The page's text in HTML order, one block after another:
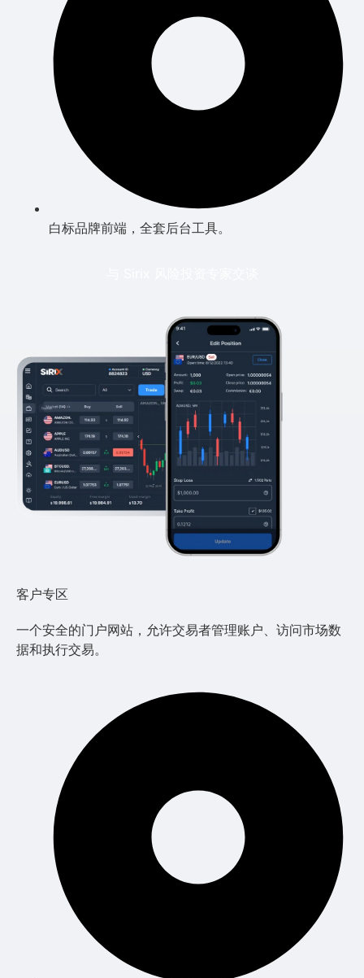
白标品牌前端，全套后台工具。
客户专区
一个安全的门户网站，允许交易者管理账户、访问市场数
据和执行交易。